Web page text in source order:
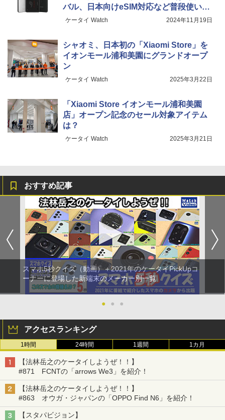
バル、日本向けeSIM対応など普段使いで
も性能を発揮
ケータイ Watch 2024年11月19日
シャオミ、日本初の「Xiaomi Store」を
イオンモール浦和美園にグランドオープ
ン
ケータイ Watch 2025年3月22日
「Xiaomi Store イオンモール浦和美園
店」オープン記念のセール対象アイテム
は？
ケータイ Watch 2025年3月21日
おすすめ記事
スマホ5秒クイズ（動画）＋2021年のケータイPickUpコ
ーナーに登場した新端末のメーカー別一覧
● ● ●
アクセスランキング
1時間 24時間 1週間 1カ月
【法林岳之のケータイしようぜ！！】
#871 FCNTの「arrows We3」を紹介！
【法林岳之のケータイしようぜ！！】
#863 オウガ・ジャパンの「OPPO Find N6」を紹介！
【スタパビジョン】